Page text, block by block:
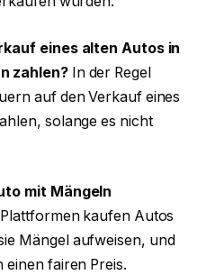
eines alten Autos in
zahlen?In der Regel
auf den Verkauf eines
solange es nicht
mit Mängeln
kaufen Autos
Mängel aufweisen, und
einen fairen Preis.